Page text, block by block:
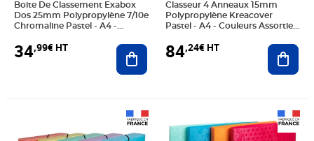
Boite De Classement Exabox
Dos 25mm Polypropylène 7/10e
Chromaline Pastel - A4 -
Exacompta
34,99€ HT Ajouter au panier
Classeur 4 Anneaux 15mm
Polypropylène Kreacover
Pastel - A4 - Couleurs Assorties
84,24€ HT